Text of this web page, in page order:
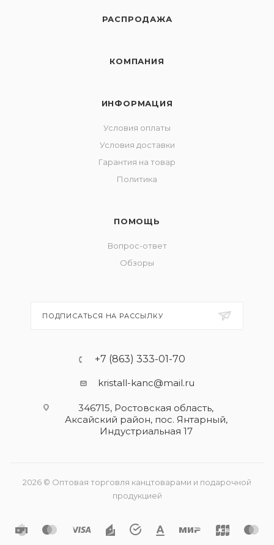
РАСПРОДАЖА
КОМПАНИЯ
ИНФОРМАЦИЯ
Условия оплаты
Условия доставки
Гарантия на товар
Политика
ПОМОЩЬ
Вопрос-ответ
Обзоры
ПОДПИСАТЬСЯ НА РАССЫЛКУ
+7 (863) 333-01-70
kristall-kanc@mail.ru
346715, Ростовская область​,
Аксайский район, пос. Янтарный,
Индустриальная 17
2026 © Оптовая торговля канцтоварами и подарочной
продукцией